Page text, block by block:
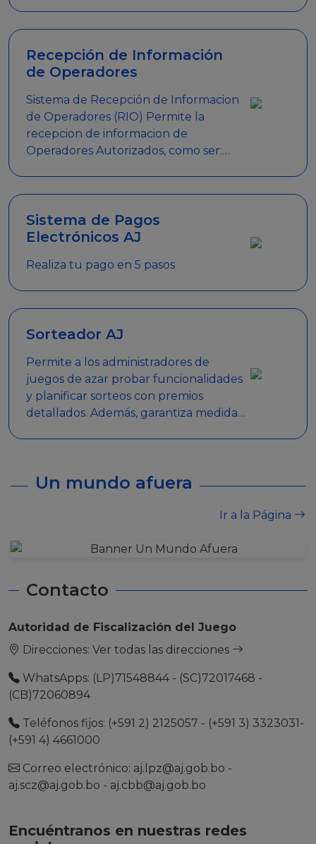
Recepción de Información
de Operadores
Sistema de Recepción de Informacion
de Operadores (RIO) Permite la
recepcion de informacion de
Operadores Autorizados, como ser:
Sistema de Pagos
Electrónicos AJ
Realiza tu pago en 5 pasos
Sorteador AJ
Permite a los administradores de
juegos de azar probar funcionalidades
y planificar sorteos con premios
detallados. Además, garantiza medidas
Un mundo afuera
Ir a la Página
Contacto
Autoridad de Fiscalización del Juego
Direcciones: Ver todas las direcciones
WhatsApps: (LP)71548844 - (SC)72017468 -
(CB)72060894
Teléfonos fijos: (+591 2) 2125057 - (+591 3) 3323031-
(+591 4) 4661000
Correo electrónico: aj.lpz@aj.gob.bo -
aj.scz@aj.gob.bo - aj.cbb@aj.gob.bo
Encuéntranos en nuestras redes